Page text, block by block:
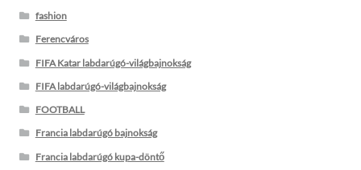
fashion
Ferencváros
FIFA Katar labdarúgó-világbajnokság
FIFA labdarúgó-világbajnokság
FOOTBALL
Francia labdarúgó bajnokság
Francia labdarúgó kupa-döntő